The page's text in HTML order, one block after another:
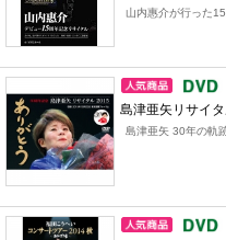
山内惠介が行った
島津亜矢リサイ
島津亜矢 30年の軌